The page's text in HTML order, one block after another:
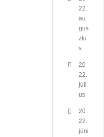
22.
au
gus
ztu
s
20
22.
júli
us
20
22.
júni